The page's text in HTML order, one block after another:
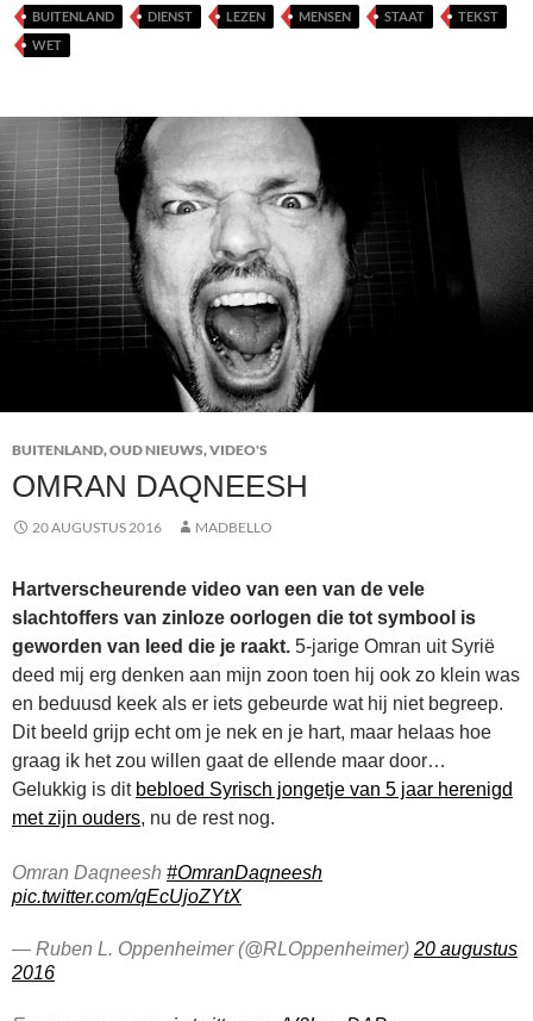
BUITENLAND DIENST LEZEN MENSEN STAAT
TEKST
WET
BUITENLAND,OUD NIEUWS,VIDEO'S
OMRAN DAQNEESH
20 AUGUSTUS 2016 MADBELLO
Hartverscheurende video van een van de vele
slachtoffers van zinloze oorlogen die tot symbool is
geworden van leed die je raakt. 5-jarige Omran uit Syrië
deed mij erg denken aan mijn zoon toen hij ook zo klein was
en beduusd keek als er iets gebeurde wat hij niet begreep.
Dit beeld grijp echt om je nek en je hart, maar helaas hoe
graag ik het zou willen gaat de ellende maar door…
Gelukkig is dit bebloed Syrisch jongetje van 5 jaar herenigd
met zijn ouders, nu de rest nog.
Omran Daqneesh #OmranDaqneesh
pic.twitter.com/qEcUjoZYtX
— Ruben L. Oppenheimer (@RLOppenheimer) 20 augustus
2016